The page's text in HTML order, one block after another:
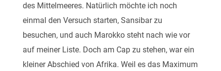
des Mittelmeeres. Natürlich möchte ich noch
einmal den Versuch starten, Sansibar zu
besuchen, und auch Marokko steht nach wie vor
auf meiner Liste. Doch am Cap zu stehen, war ein
kleiner Abschied von Afrika. Weil es das Maximum